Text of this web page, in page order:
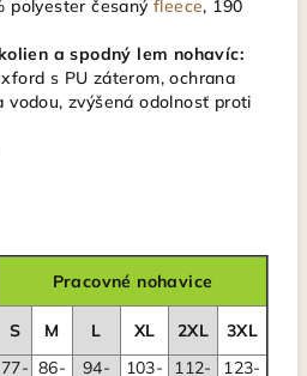
polyester česanýfleece, 190
a spodný lem nohavíc:
s PU záterom, ochrana
vodou, zvýšená odolnosť proti
Pracovné nohavice
S M L XL 2XL 3XL
77- 86-
94-
103-
112-
123-